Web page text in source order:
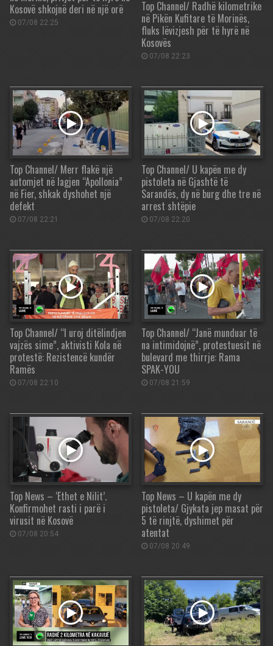
Kosovë shkojnë deri në një orë
07/08 22:25
Top Channel/ Radhë kilometrike
në Pikën Kufitare të Morinës,
fluks lëvizjesh për të hyrë në
Kosovës
07/08 22:23
Top Channel/ Merr flakë një
automjet në lagjen “Apollonia”
në Fier, shkak dyshohet një
defekt
07/08 22:21
Top Channel/ U kapën me dy
pistoleta në Gjashtë të
Sarandës, dy në burg dhe tre në
arrest shtëpie
07/08 22:20
Top Channel/ “I uroj ditëlindjen
vajzës sime”, aktivisti Kola në
protestë: Rezistencë kundër
Ramës
07/08 22:10
Top Channel/ “Janë munduar të
na intimidojnë”, protestuesit në
bulevard me thirrje: Rama
SPAK-YOU
07/08 21:59
Top News – ‘Ethet e Nilit’.
Konfirmohet rasti i parë i
virusit në Kosovë
07/08 20:54
Top News – U kapën me dy
pistoleta/ Gjykata jep masat për
5 të rinjtë, dyshimet për
atentat
07/08 20:49